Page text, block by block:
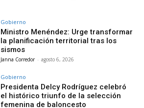
Gobierno
Ministro Menéndez: Urge transformar
la planificación territorial tras los
sismos
Janna Corredor - agosto 6, 2026
Gobierno
Presidenta Delcy Rodríguez celebró
el histórico triunfo de la selección
femenina de baloncesto